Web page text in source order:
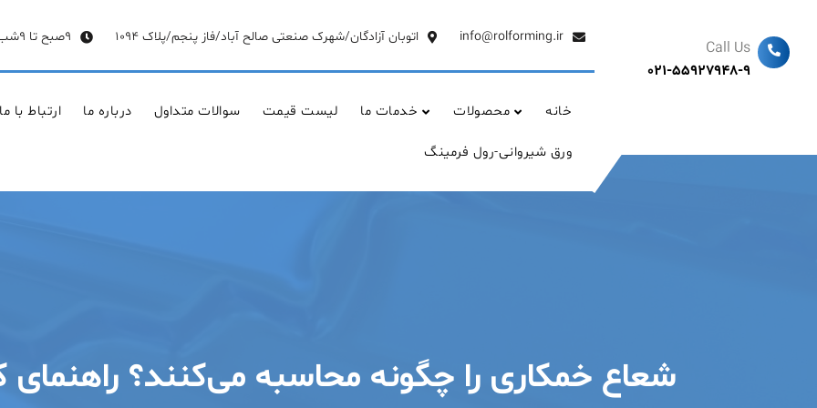
content
info@rolforming.ir اتوبان آزادگان/شهرک صنعتی صالح آباد/فاز پنجم/پلاک 1094 9صبح تا 9شب
خانه محصولات خدمات ما لیست قیمت سوالات متداول درباره ما ارتباط با ما
ورق شیروانی-رول فرمینگ
Call Us
021-55927948-9
شعاع خمکاری را چگونه محاسبه می‌کنند؟ راهنمای